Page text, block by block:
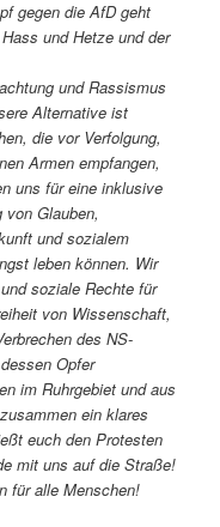
gegen die AfD geht
und Hetze und der
und Rassismus
Alternative ist
die vor Verfolgung,
Armen empfangen,
uns für eine inklusive
Glauben,
und sozialem
leben können. Wir
soziale Rechte für
von Wissenschaft,
des NS-
Opfer
im Ruhrgebiet und aus
ein klares
euch den Protesten
mit uns auf die Straße!
für alle Menschen!